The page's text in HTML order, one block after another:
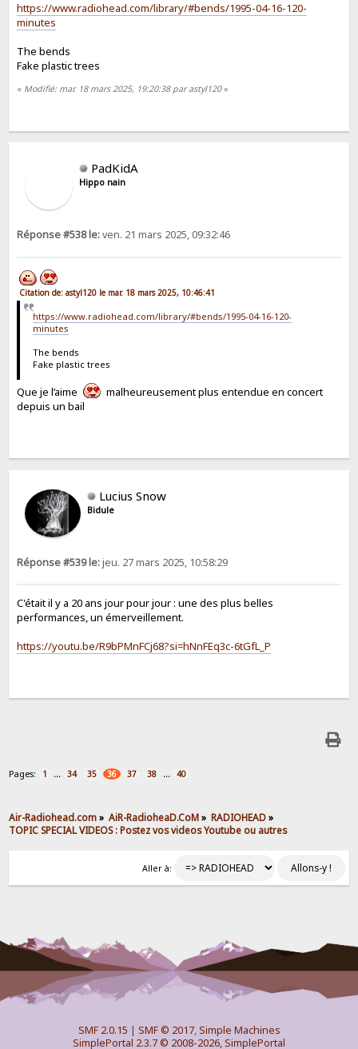
https://www.radiohead.com/library/#bends/1995-04-16-120-
minutes
The bends
Fake plastic trees
« Modifié: mar. 18 mars 2025, 19:20:38 par astyl120»
PadKidA
Hippo nain
Réponse #538 le:ven. 21 mars 2025, 09:32:46
Citation de: astyl120 le mar. 18 mars 2025, 10:46:41
https://www.radiohead.com/library/#bends/1995-04-16-120-
minutes
The bends
Fake plastic trees
Que je l’aime
malheureusement plus entendue en concert
depuis un bail
Lucius Snow
Bidule
Réponse #539 le:jeu. 27 mars 2025, 10:58:29
C'était il y a 20 ans jour pour jour : une des plus belles
performances, un émerveillement.
https://youtu.be/R9bPMnFCj68?si=hNnFEq3c-6tGfL_P
Pages: 1 ... 34 35 36 37 38 ... 40
Air-Radiohead.com» AiR-RadioheaD.CoM» RADIOHEAD»
TOPIC SPECIAL VIDEOS : Postez vos videos Youtube ou autres
Aller à:
SMF 2.0.15 | SMF © 2017,Simple Machines
SimplePortal 2.3.7 © 2008-2026, SimplePortal